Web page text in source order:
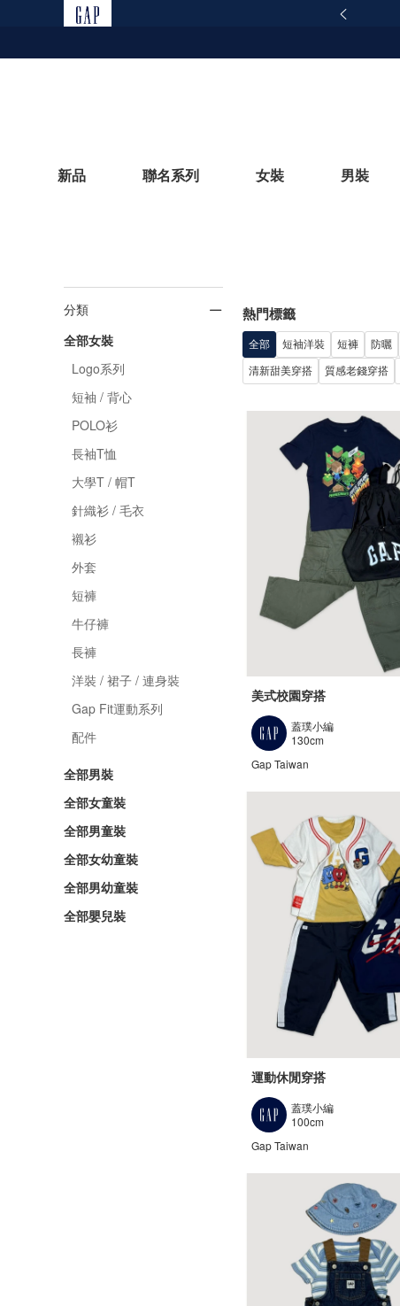
165反詐騙安全宣導
新品 聯名系列 女裝 男裝
分類
全部女裝
Logo系列
短袖 / 背心
POLO衫
長袖T恤
大學T / 帽T
針織衫 / 毛衣
襯衫
外套
短褲
牛仔褲
長褲
洋裝 / 裙子 / 連身裝
Gap Fit運動系列
配件
全部男裝
全部女童裝
全部男童裝
全部女幼童裝
全部男幼童裝
全部嬰兒裝
熱門標籤
全部 短袖洋裝 短褲 防曬
清新甜美穿搭 質感老錢穿搭
美式校園穿搭
蓋璞小編
130cm
Gap Taiwan
運動休閒穿搭
蓋璞小編
100cm
Gap Taiwan